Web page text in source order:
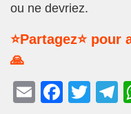
ou ne devriez.
⭐Partagez⭐
🙏
E
F
T
T